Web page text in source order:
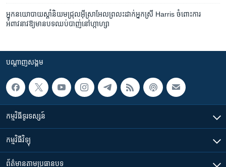
អ្នក​នយោបាយ​ស្ដាំ​និយម​ជ្រុល​អ៊ីស្រាអែល​ព្រលះ​ដាក់​អ្នកស្រី Harris ចំពោះ​ការ​
អំពាវនាវ​ឱ្យ​មាន​បទ​ឈប់បាញ់​នៅ​ហ្កាហ្សា
បណ្តាញ​សង្គម
កម្មវិធី​ទូរទស្សន៍
កម្មវិធី​វិទ្យុ
ព័ត៌មាន​តាមប្រធានបទ​